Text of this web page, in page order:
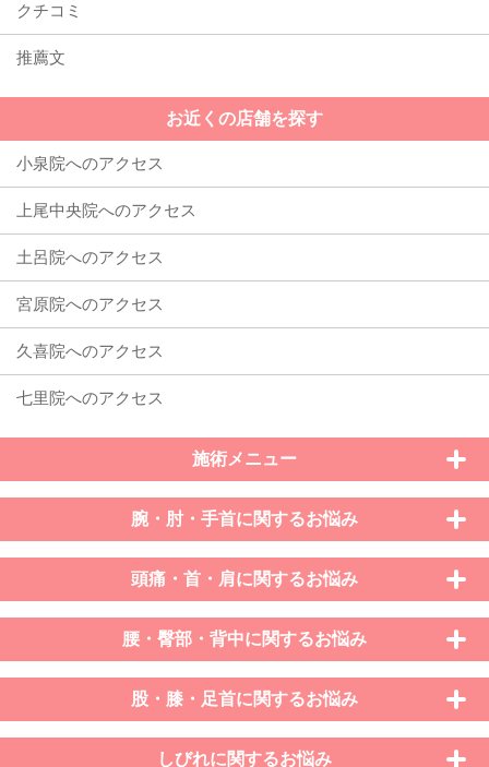
クチコミ
推薦文
お近くの店舗を探す
施術メニュー
腕・肘・手首に関するお悩み
頭痛・首・肩に関するお悩み
腰・臀部・背中に関するお悩み
股・膝・足首に関するお悩み
しびれに関するお悩み